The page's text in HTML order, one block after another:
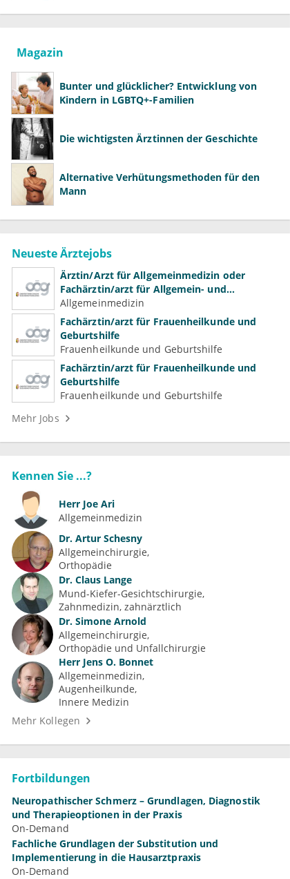
Magazin
Bunter und glücklicher? Entwicklung von
Kindern in LGBTQ+-Familien
Die wichtigsten Ärztinnen der Geschichte
Alternative Verhütungsmethoden für den
Mann
Neueste Ärztejobs
Ärztin/Arzt für Allgemeinmedizin oder
Fachärztin/arzt für Allgemein- und
Familienmedizin für Psychiatrie und
Psychotherapeutische Medizin
Allgemeinmedizin
Fachärztin/arzt für Frauenheilkunde und
Geburtshilfe
Frauenheilkunde und Geburtshilfe
Fachärztin/arzt für Frauenheilkunde und
Geburtshilfe
Frauenheilkunde und Geburtshilfe
Mehr Jobs
Kennen Sie ...?
Herr Joe Ari
Allgemeinmedizin
Dr. Artur Schesny
Allgemeinchirurgie
Orthopädie
Dr. Claus Lange
Mund-Kiefer-Gesichtschirurgie
Zahnmedizin, zahnärztlich
Dr. Simone Arnold
Allgemeinchirurgie
Orthopädie und Unfallchirurgie
Herr Jens O. Bonnet
Allgemeinmedizin
Augenheilkunde
Innere Medizin
Mehr Kollegen
Fortbildungen
Neuropathischer Schmerz – Grundlagen, Diagnostik
und Therapieoptionen in der Praxis
On-Demand
Fachliche Grundlagen der Substitution und
Implementierung in die Hausarztpraxis
On-Demand